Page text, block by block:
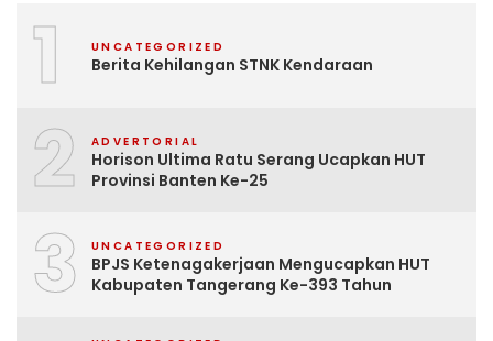
1 UNCATEGORIZED
Berita Kehilangan STNK Kendaraan
2 ADVERTORIAL
Horison Ultima Ratu Serang Ucapkan HUT
Provinsi Banten Ke-25
3 UNCATEGORIZED
BPJS Ketenagakerjaan Mengucapkan HUT
Kabupaten Tangerang Ke-393 Tahun